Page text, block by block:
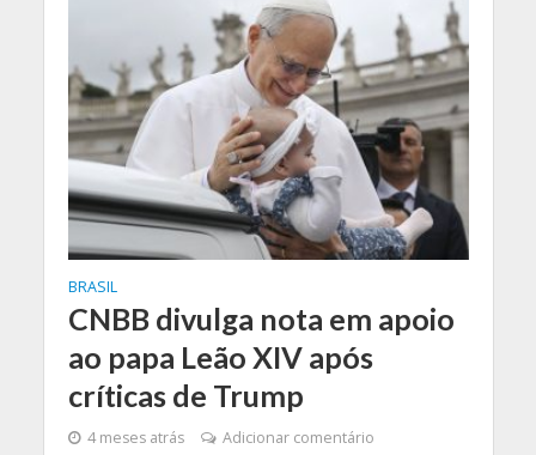
BRASIL
CNBB divulga nota em apoio
ao papa Leão XIV após
críticas de Trump
4 meses atrás Adicionar comentário